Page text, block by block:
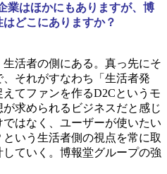
業はほかにもありますが、博
どこにありますか？
活者の側にある。真っ先にそ
それがすなわち「生活者発
てファンを作るD2Cというモ
求められるビジネスだと感じ
はなく、ユーザーが使いたい
いう生活者側の視点を常に取
ていく。博報堂グループの強